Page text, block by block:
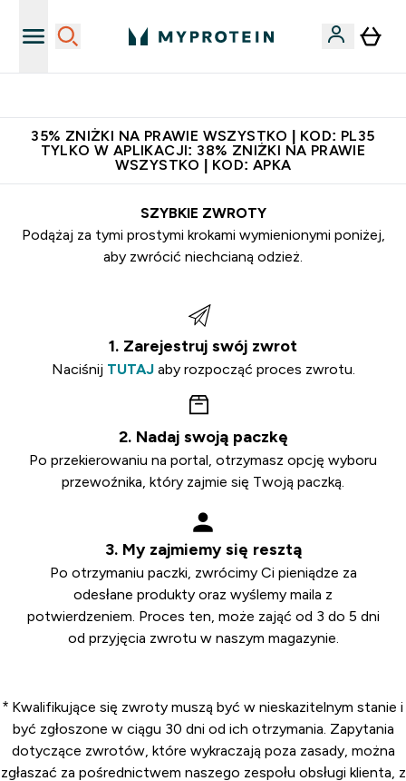
35% ZNIŻKI NA PRAWIE WSZYSTKO | KOD: PL35
TYLKO W APLIKACJI: 38% ZNIŻKI NA PRAWIE
WSZYSTKO | KOD: APKA
SZYBKIE ZWROTY
Podążaj za tymi prostymi krokami wymienionymi poniżej,
aby zwrócić niechcianą odzież.
1. Zarejestruj swój zwrot
Naciśnij TUTAJaby rozpocząć proces zwrotu.
2. Nadaj swoją paczkę
Po przekierowaniu na portal, otrzymasz opcję wyboru
przewoźnika, który zajmie się Twoją paczką.
3. My zajmiemy się resztą
Po otrzymaniu paczki, zwrócimy Ci pieniądze za
odesłane produkty oraz wyślemy maila z
potwierdzeniem. Proces ten, może zająć od 3 do 5 dni
od przyjęcia zwrotu w naszym magazynie.
* Kwalifikujące się zwroty muszą być w nieskazitelnym stanie i
być zgłoszone w ciągu 30 dni od ich otrzymania. Zapytania
dotyczące zwrotów, które wykraczają poza zasady, można
zgłaszać za pośrednictwem naszego zespołu obsługi klienta, z